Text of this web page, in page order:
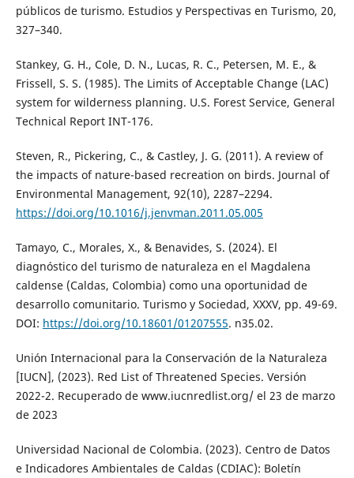
públicos de turismo. Estudios y Perspectivas en Turismo, 20,
327–340.
Stankey, G. H., Cole, D. N., Lucas, R. C., Petersen, M. E., &
Frissell, S. S. (1985). The Limits of Acceptable Change (LAC)
system for wilderness planning. U.S. Forest Service, General
Technical Report INT-176.
Steven, R., Pickering, C., & Castley, J. G. (2011). A review of
the impacts of nature-based recreation on birds. Journal of
Environmental Management, 92(10), 2287–2294.
https://doi.org/10.1016/j.jenvman.2011.05.005
Tamayo, C., Morales, X., & Benavides, S. (2024). El
diagnóstico del turismo de naturaleza en el Magdalena
caldense (Caldas, Colombia) como una oportunidad de
desarrollo comunitario. Turismo y Sociedad, XXXV, pp. 49-69.
DOI: https://doi.org/10.18601/01207555. n35.02.
Unión Internacional para la Conservación de la Naturaleza
[IUCN], (2023). Red List of Threatened Species. Versión
2022-2. Recuperado de www.iucnredlist.org/ el 23 de marzo
de 2023
Universidad Nacional de Colombia. (2023). Centro de Datos
e Indicadores Ambientales de Caldas (CDIAC): Boletín